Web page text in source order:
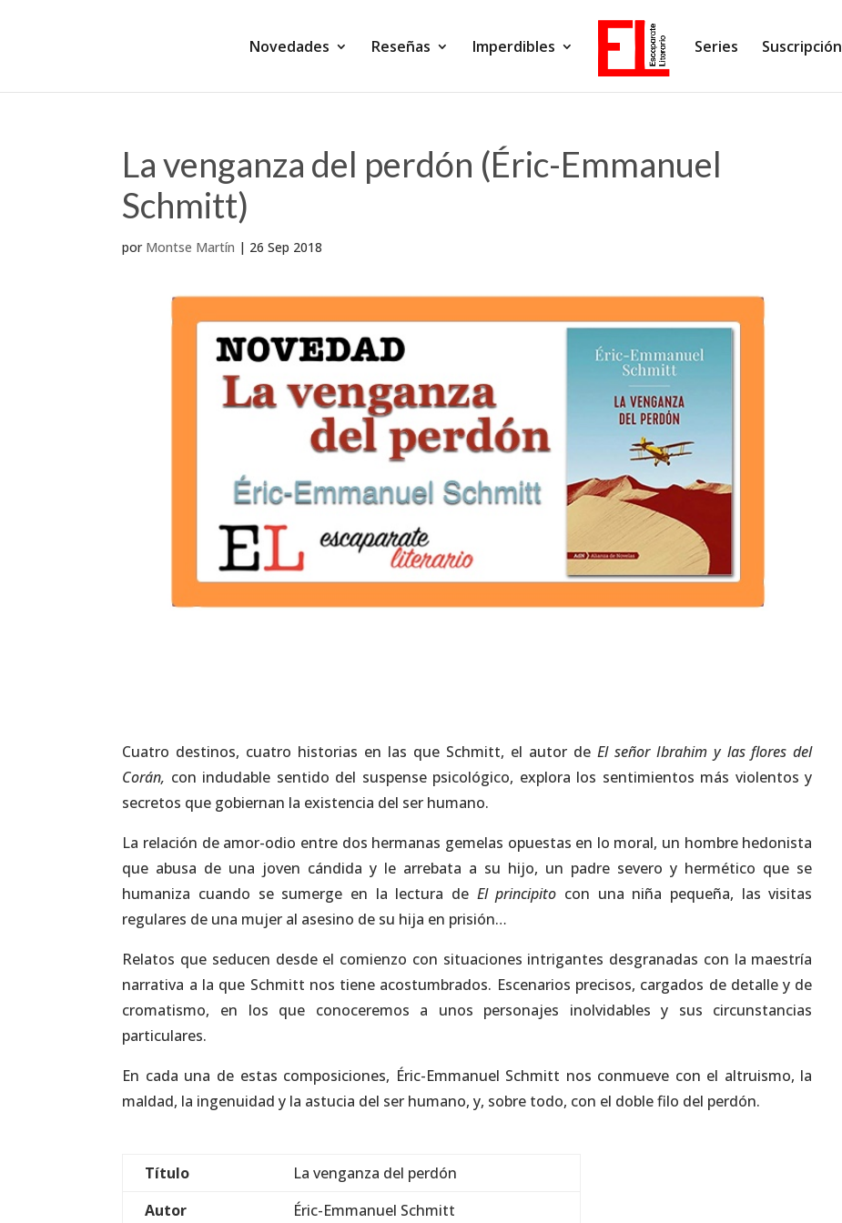
Novedades Reseñas Imperdibles Series Suscripción
La venganza del perdón (Éric-Emmanuel
Schmitt)
por Montse Martín | 26 Sep 2018
Cuatro destinos, cuatro historias en las que Schmitt, el autor de El señor Ibrahim y las flores del
Corán, con indudable sentido del suspense psicológico, explora los sentimientos más violentos y
secretos que gobiernan la existencia del ser humano.
La relación de amor-odio entre dos hermanas gemelas opuestas en lo moral, un hombre hedonista
que abusa de una joven cándida y le arrebata a su hijo, un padre severo y hermético que se
humaniza cuando se sumerge en la lectura de El principito con una niña pequeña, las visitas
regulares de una mujer al asesino de su hija en prisión…
Relatos que seducen desde el comienzo con situaciones intrigantes desgranadas con la maestría
narrativa a la que Schmitt nos tiene acostumbrados. Escenarios precisos, cargados de detalle y de
cromatismo, en los que conoceremos a unos personajes inolvidables y sus circunstancias
particulares.
En cada una de estas composiciones, Éric-Emmanuel Schmitt nos conmueve con el altruismo, la
maldad, la ingenuidad y la astucia del ser humano, y, sobre todo, con el doble filo del perdón.
Título
La venganza del perdón
Autor
Éric-Emmanuel Schmitt